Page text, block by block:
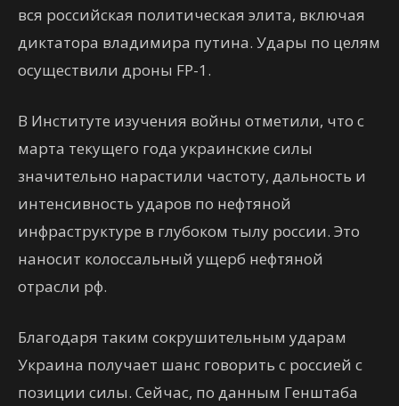
вся российская политическая элита, включая
диктатора владимира путина. Удары по целям
осуществили дроны FP-1.
В Институте изучения войны отметили, что с
марта текущего года украинские силы
значительно нарастили частоту, дальность и
интенсивность ударов по нефтяной
инфраструктуре в глубоком тылу россии. Это
наносит колоссальный ущерб нефтяной
отрасли рф.
Благодаря таким сокрушительным ударам
Украина получает шанс говорить с россией с
позиции силы. Сейчас, по данным Генштаба